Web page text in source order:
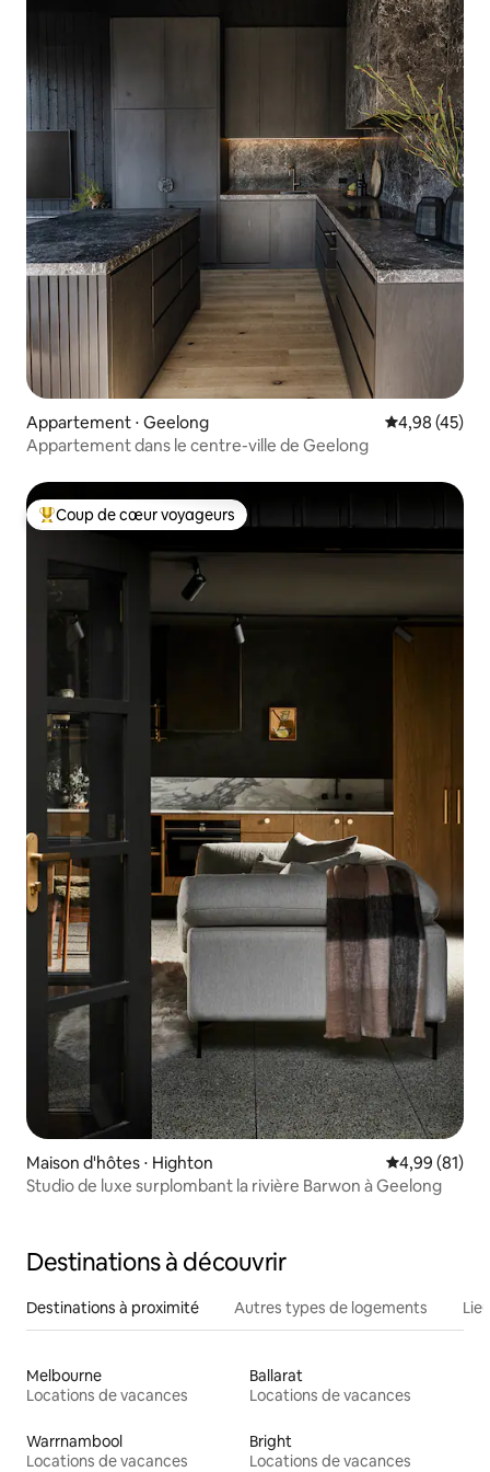
Appartement ⋅ Geelong Évaluation
4,98 (45)
Appartement dans le centre-ville de Geelong
Coups de cœur voyageurs les plus appréciés
Coup de cœur voyageurs
Maison d'hôtes ⋅ Highton Évaluation
4,99 (81)
Studio de luxe surplombant la rivière Barwon à Geelong
Destinations à découvrir
Destinations à proximité Autres types de logements
Melbourne
Locations de vacances
Ballarat
Locations de vacances
Warrnambool
Locations de vacances
Bright
Locations de vacances